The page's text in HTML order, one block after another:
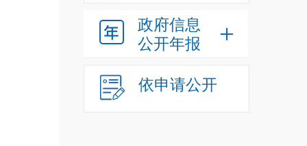
政府信息
公开年报
依申请公开